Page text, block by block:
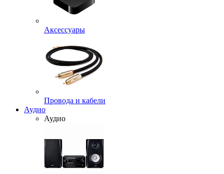
Аксессуары
Провода и кабели
Аудио
Аудио